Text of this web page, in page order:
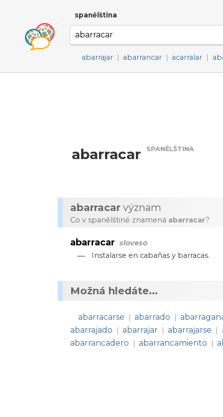
spanělština
abarrajar | abarrancar | acarralar |
abarracar SPANĚLŠTINA
abarracar význam
Co v spanělštině znamená abarracar?
abarracar sloveso
— Instalarse en cabañas y barracas.
Možná hledáte...
abarracarse | abarrado |
abarrajado
| abarrajar | abarrajarse |
abarrancadero
| abarrancamiento |